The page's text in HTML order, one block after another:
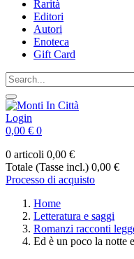
Rarità
Editori
Autori
Enoteca
Gift Card
Login
0,00 € 0
0 articoli 0,00 €
Totale (Tasse incl.) 0,00 €
Processo di acquisto
Home
Letteratura e saggi
Romanzi racconti
Ed è un poco la notte